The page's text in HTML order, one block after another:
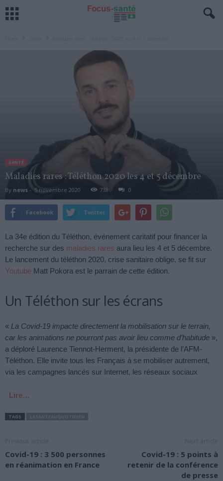
SANTÉ
Maladies rares : Téléthon 2020 les 4 et 5 décembre
By news - 5 novembre 2020 738 0
Facebook Twitter
La 34e édition du Téléthon, événement caritatif pour financer la
recherche sur des maladies rares aura lieu les 4 et 5 décembre.
Le lancement du téléthon 2020, crise sanitaire oblige, se fit sur
Youtube Matt Pokora est le parrain de cette édition.
Un Téléthon sur les écrans
« La Covid-19 impacte directement la mobilisation sur le terrain,
car les animations ne pourront pas avoir lieu comme d’habitude »,
a déploré Laurence Tiennot-Herment, la présidente de l’AFM-
Téléthon. Elle invite tous les Français à se mobiliser autrement,
via les campagnes lancés sur Internet, les réseaux sociaux
Lire…
TAGS
Covid-19 : 3 500 personnes
en réanimation en France
Covid-19 : 5 points à
retenir de la conférence
de presse